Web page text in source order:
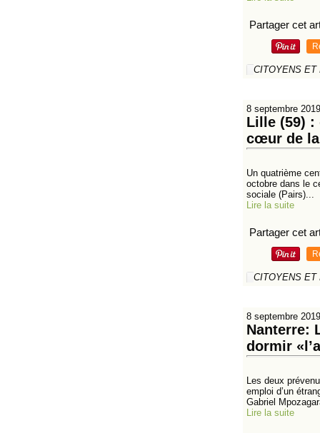
Partager cet
CITOYENS ET
8 septembre 2019
Lille (59)
cœur de
Un quatrième
octobre dans le
sociale (Pairs)...
Lire la suite
Partager cet
CITOYENS ET
8 septembre 2019
Nanterre:
dormir
Les deux
emploi d’un
Gabriel
Lire la suite